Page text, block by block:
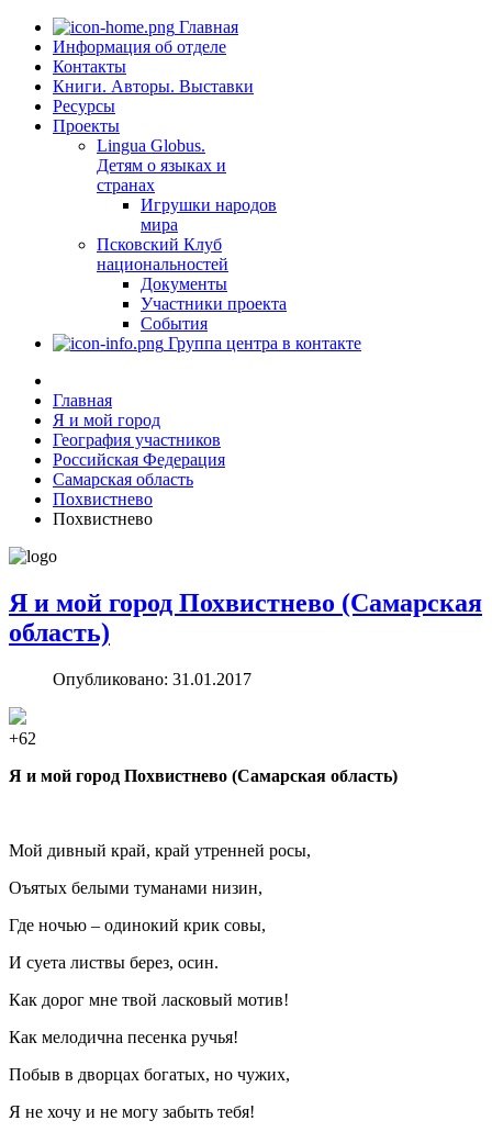
Главная
Информация об отделе
Контакты
Книги. Авторы. Выставки
Ресурсы
Проекты
Lingua Globus.
Детям о языках и
странах
Игрушки народов
мира
Псковский Клуб
национальностей
Документы
Участники проекта
События
Группа центра в контакте
Главная
Я и мой город
География участников
Российская Федерация
Самарская область
Похвистнево
Похвистнево
Я и мой город Похвистнево (Самарская
область)
Опубликовано: 31.01.2017
+62
Я и мой город Похвистнево (Самарская область)
Мой дивный край, край утренней росы,
Оъятых белыми туманами низин,
Где ночью – одинокий крик совы,
И суета листвы берез, осин.
Как дорог мне твой ласковый мотив!
Как мелодична песенка ручья!
Побыв в дворцах богатых, но чужих,
Я не хочу и не могу забыть тебя!